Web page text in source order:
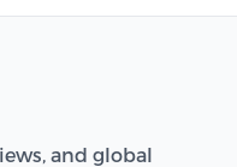
and global